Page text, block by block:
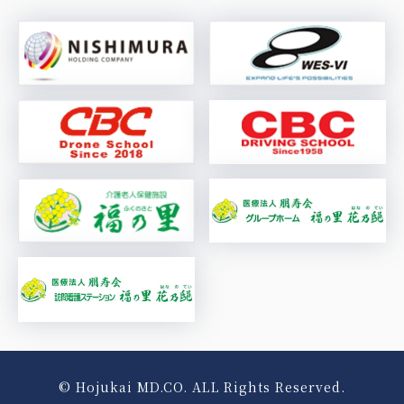
© Hojukai MD.CO. ALL Rights Reserved.